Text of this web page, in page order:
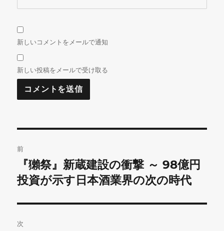
新しいコメントをメールで通知
新しい投稿をメールで受け取る
稿
ナ
ビ
ゲ
前
前
の
稿:
『獺祭』新蔵建設の衝撃 ～ 98億円
投資が示す日本酒業界の次の時代
次